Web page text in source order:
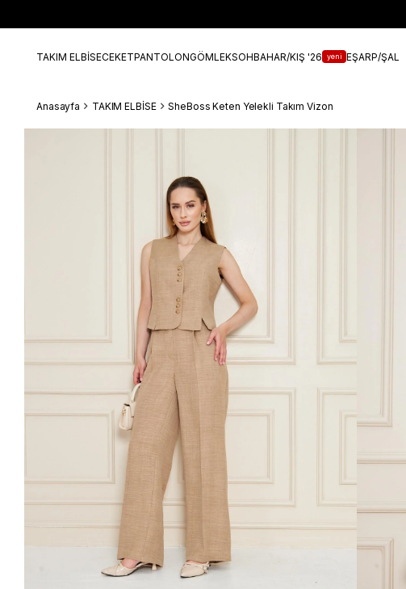
TAKIM ELBİSECEKETPANTOLONGÖMLEKSOHBAHAR/KIŞ '26 yeni EŞARP/ŞAL
Anasayfa TAKIM ELBİSE SheBoss Keten Yelekli Takım Vizon